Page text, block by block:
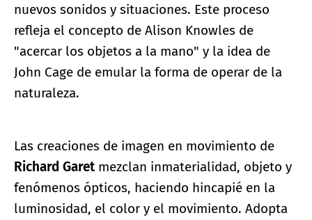
nuevos sonidos y situaciones. Este proceso
refleja el concepto de Alison Knowles de
"acercar los objetos a la mano" y la idea de
John Cage de emular la forma de operar de la
naturaleza.
Las creaciones de imagen en movimiento de
Richard Garetmezclan inmaterialidad, objeto y
fenómenos ópticos, haciendo hincapié en la
luminosidad, el color y el movimiento. Adopta